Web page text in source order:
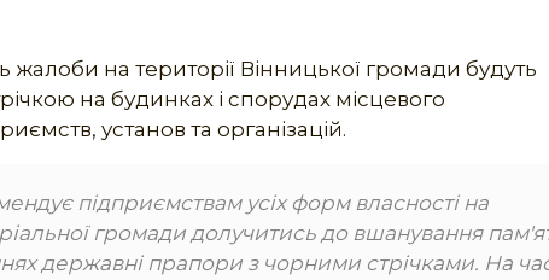
на території Вінницької громади будуть
на будинках і спорудах місцевого
установ та організацій.
підприємствам усіх форм власності на
громади долучитись до вшанування
державні прапори з чорними стрічками. На